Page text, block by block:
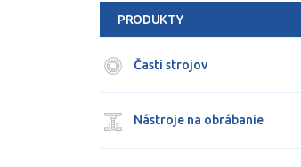
PRODUKTY
Časti strojov
Nástroje na obrábanie